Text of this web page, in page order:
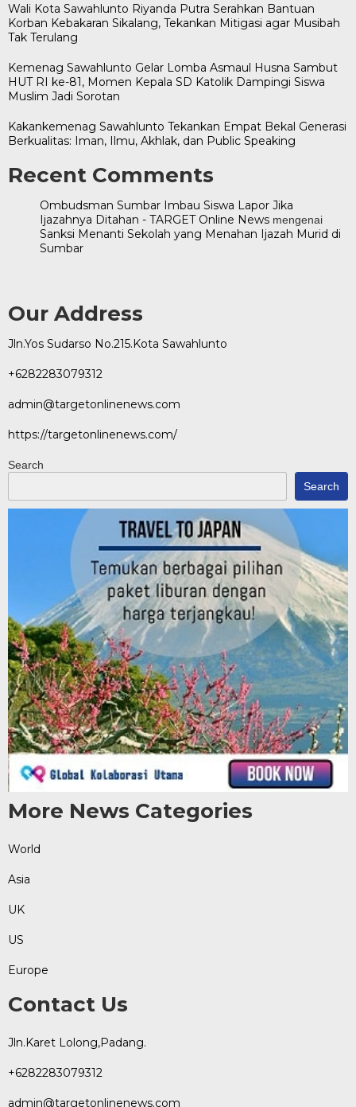
Wali Kota Sawahlunto Riyanda Putra Serahkan Bantuan
Korban Kebakaran Sikalang, Tekankan Mitigasi agar Musibah
Tak Terulang
Kemenag Sawahlunto Gelar Lomba Asmaul Husna Sambut
HUT RI ke-81, Momen Kepala SD Katolik Dampingi Siswa
Muslim Jadi Sorotan
Kakankemenag Sawahlunto Tekankan Empat Bekal Generasi
Berkualitas: Iman, Ilmu, Akhlak, dan Public Speaking
Recent Comments
Ombudsman Sumbar Imbau Siswa Lapor Jika
Ijazahnya Ditahan - TARGET Online News mengenai
Sanksi Menanti Sekolah yang Menahan Ijazah Murid di
Sumbar
Our Address
Jln.Yos Sudarso No.215.Kota Sawahlunto
+6282283079312
admin@targetonlinenews.com
https://targetonlinenews.com/
Search
Search
More News Categories
World
Asia
UK
US
Europe
Contact Us
Jln.Karet Lolong,Padang.
+6282283079312
admin@targetonlinenews.com